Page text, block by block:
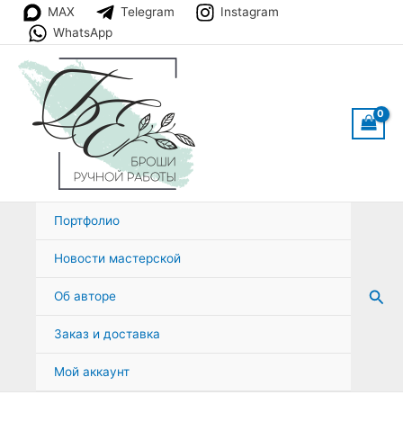
Перейти
содержимому
MAX Telegram
Instagram
WhatsApp
Портфолио
Новости мастерской
Об авторе
Заказ и доставка
Мой аккаунт